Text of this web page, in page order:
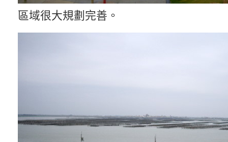
區域很大規劃完善。